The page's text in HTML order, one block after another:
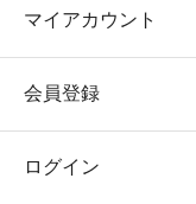
マイアカウント
会員登録
ログイン